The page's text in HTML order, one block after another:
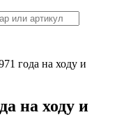
года на ходу и
на ходу и